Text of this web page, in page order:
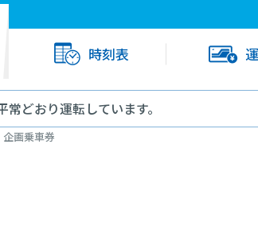
時刻表
常どおり運転しています。
企画乗車券